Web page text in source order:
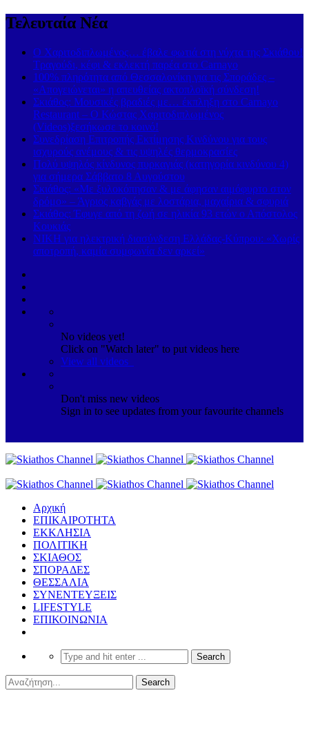
Τελευταία Νέα
Ο Χαριτοδιπλωμένος… έβαλε φωτιά στη νύχτα της Σκιάθου!
Τραγούδι, κέφι & εκλεκτή παρέα στο Carnayo
100% πληρότητα από Θεσσαλονίκη για τις Σποράδες –
«Απογειώνεται» η απευθείας ακτοπλοϊκή σύνδεση!
Σκιάθος: Μουσικές βραδιές με… έκπληξη στο Carnayo
Restaurant – Ο Κώστας Χαριτοδιπλωμένος
(Videos)ξεσήκωσε το κοινό!
Συνεδρίαση Επιτροπής Εκτίμησης Κινδύνου για τους
ισχυρούς ανέμους & τις υψηλές θερμοκρασίες
Πολύ υψηλός κίνδυνος πυρκαγιάς (κατηγορία κινδύνου 4)
για σήμερα Σάββατο 8 Αυγούστου
Σκιάθος: «Με ξυλοκόπησαν & με άφησαν αιμόφυρτο στον
δρόμο» – Άγριος καβγάς με λοστάρια, μαχαίρια & σφυριά
Σκιάθος: Έφυγε από τη ζωή σε ηλικία 93 ετών ο Απόστολος
Κουκιάς
ΝΙΚΗ για ηλεκτρική διασύνδεση Ελλάδας-Κύπρου: «Χωρίς
αποτροπή, καμία συμφωνία δεν αρκεί»
No videos yet!
Click on "Watch later" to put videos here
View all videos
Don't miss new videos
Sign in to see updates from your favourite channels
Αρχική
ΕΠΙΚΑΙΡΟΤΗΤΑ
ΕΚΚΛΗΣΙΑ
ΠΟΛΙΤΙΚΗ
ΣΚΙΑΘΟΣ
ΣΠΟΡΑΔΕΣ
ΘΕΣΣΑΛΙΑ
ΣΥΝΕΝΤΕΥΞΕΙΣ
LIFESTYLE
ΕΠΙΚΟΙΝΩΝΙΑ